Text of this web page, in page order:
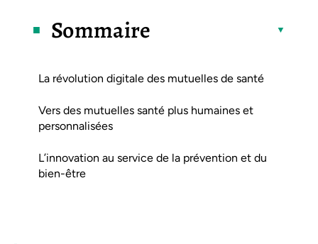
Sommaire
La révolution digitale des mutuelles de santé
Vers des mutuelles santé plus humaines et
personnalisées
L’innovation au service de la prévention et du
bien-être